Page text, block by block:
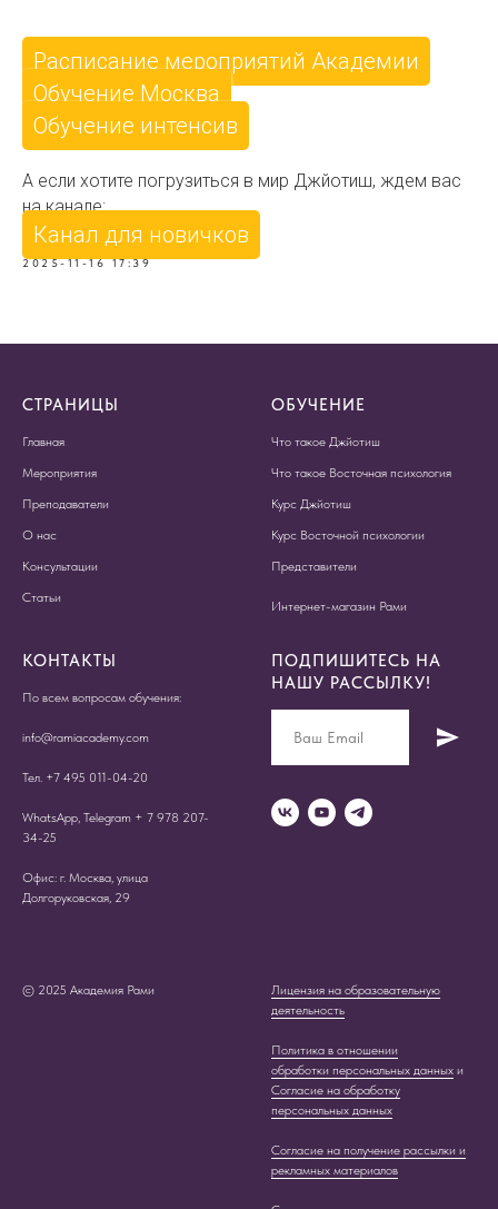
Расписание мероприятий Академии
Обучение Москва
Обучение интенсив
А если хотите погрузиться в мир Джйотиш, ждем вас
на канале:
Канал для новичков
2025-11-16 17:39
СТРАНИЦЫ
Главная
Мероприятия
Преподаватели
О нас
Консультации
Статьи
ОБУЧЕНИЕ
Что такое Джйотиш
Что такое Восточная психология
Курс Джйотиш
Курс Восточной психологии
Представители
Интернет-магазин Рами
КОНТАКТЫ
По всем вопросам обучения:
info@ramiacademy.com
Тел. +7 495 011-04-20
WhatsApp, Telegram + 7 978 207-
34-25
Офис: г. Москва, улица
Долгоруковская, 29
ПОДПИШИТЕСЬ НА
НАШУ РАССЫЛКУ!
© 2025 Академия Рами
Лицензия на образовательную
деятельность
Политика в отношении
обработки персональных данных и
Согласие на обработку
персональных данных
Согласие на получение рассылки и
рекламных материалов